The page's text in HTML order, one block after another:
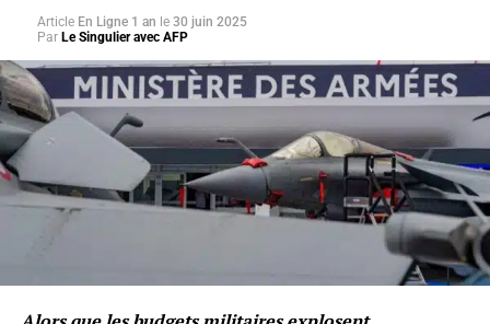
Article En Ligne 1 an le 30 juin 2025
Par Le Singulier avec AFP